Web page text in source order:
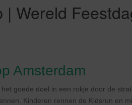
Wereld
Amsterdam
goede doel in een rokje door de
Kinderen rennen de Kidsrun en